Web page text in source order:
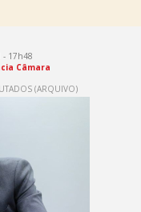
17h48
Câmara
(ARQUIVO)